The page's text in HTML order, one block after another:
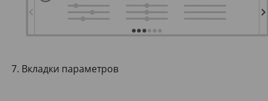
Вкладки параметров